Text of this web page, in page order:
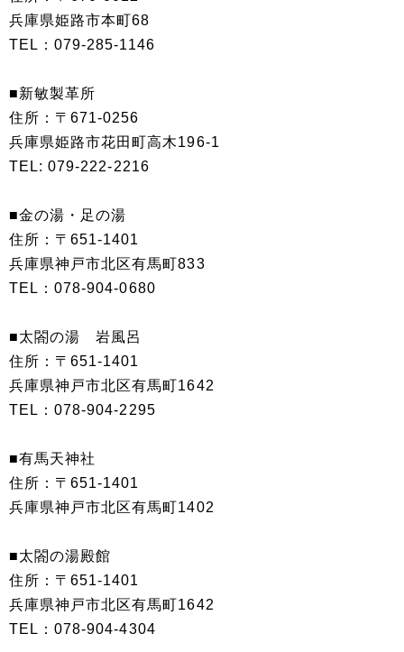
兵庫県姫路市本町68
TEL：079-285-1146
■新敏製革所
住所：〒671-0256
兵庫県姫路市花田町高木196-1
TEL: 079-222-2216
■金の湯・足の湯
住所：〒651-1401
兵庫県神戸市北区有馬町833
TEL：‭078-904-0680‬‬‬
■太閤の湯 岩風呂
住所：〒651-1401
兵庫県神戸市北区有馬町1642
TEL：078-904-2295
■有馬天神社
住所：〒651-1401
兵庫県神戸市北区有馬町1402
■太閤の湯殿館
住所：〒651-1401
兵庫県神戸市北区有馬町1642
TEL：‭078-904-4304‬‬‬